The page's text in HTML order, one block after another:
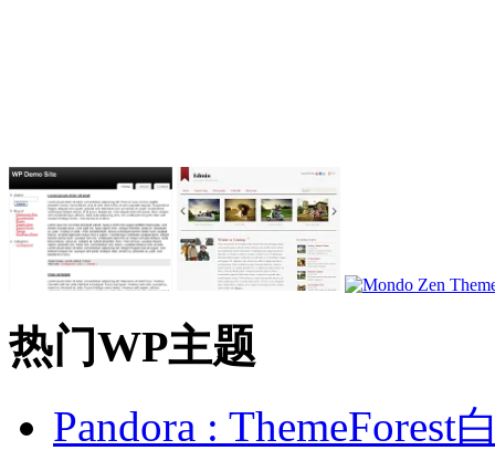
热门WP主题
Pandora : ThemeForest